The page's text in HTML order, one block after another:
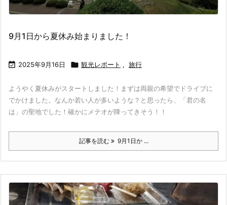
9月1日から夏休み始まりました！
 2025年9月16日  観光レポート , 旅行
ようやく夏休みがスタートしました！まずは両親の希望でドライブに
でかけました。なんか若い人が多いような？と思ったら、「君の名
は」の聖地でした！確かにメテオが降ってきそう！！
記事を読む 9月1日か ...